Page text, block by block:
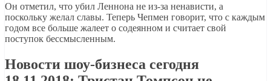
Он отметил, что убил Леннона не из-за ненависти, а
поскольку желал славы. Теперь Чепмен говорит, что с каждым
годом все больше жалеет о содеянном и считает свой
поступок бессмысленным.
Новости шоу-бизнеса сегодня